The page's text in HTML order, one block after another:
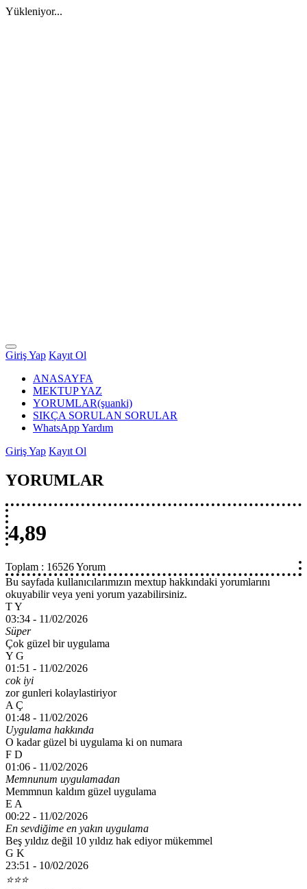
Yükleniyor...
Giriş Yap Kayıt Ol
ANASAYFA
MEKTUP YAZ
YORUMLAR(şuanki)
SIKÇA SORULAN SORULAR
WhatsApp Yardım
Giriş Yap Kayıt Ol
YORUMLAR
4,89
Toplam : 16526 Yorum
Bu sayfada kullanıcılarımızın mextup hakkındaki yorumlarını
okuyabilir veya yeni yorum yazabilirsiniz.
T Y
03:34 - 11/02/2026
Süper
Çok güzel bir uygulama
Y G
01:51 - 11/02/2026
cok iyi
zor gunleri kolaylastiriyor
A Ç
01:48 - 11/02/2026
Uygulama hakkında
O kadar güzel bi uygulama ki on numara
F D
01:06 - 11/02/2026
Memnunum uygulamadan
Memmnun kaldım güzel uygulama
E A
00:22 - 11/02/2026
En sevdiğime en yakın uygulama
Beş yıldız değil 10 yıldız hak ediyor mükemmel
G K
23:51 - 10/02/2026
⭐️⭐️⭐️